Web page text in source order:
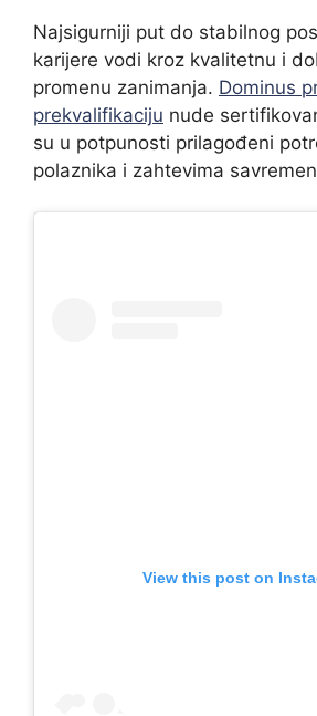
Najsigurniji put do stabilnog
karijere vodi kroz kvalitetnu i
promenu zanimanja. Dominus
prekvalifikaciju nude
su u potpunosti prilagođeni
polaznika i zahtevima
View this post on